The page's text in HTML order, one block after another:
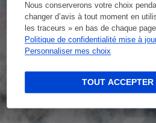
Nous conserverons votre choix
changer d’avis à tout moment en
les traceurs » en bas de chaque
Politique de confidentialité mise à
Personnaliser mes choix
TOUT